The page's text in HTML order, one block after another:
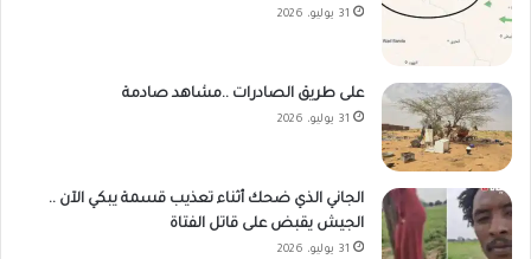
31 يوليو، 2026
على طريق الصادرات ..مشاهد صادمة
31 يوليو، 2026
الجاني الذي ضحك أثناء تعذيب قسمة يبكي الآن ..
الجيش يقبض على قاتل الفتاة
31 يوليو، 2026